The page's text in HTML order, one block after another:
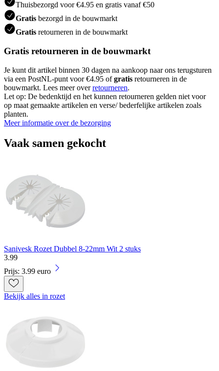
Thuisbezorgd voor €4.95 en gratis vanaf €50
Gratis bezorgd in de bouwmarkt
Gratis retourneren in de bouwmarkt
Gratis retourneren in de bouwmarkt
Je kunt dit artikel binnen 30 dagen na aankoop naar ons terugsturen
via een PostNL-punt voor €4.95 ofgratis retourneren in de
bouwmarkt. Lees meer overretourneren.
Let op: De bedenktijd en het kunnen retourneren gelden niet voor
op maat gemaakte artikelen en verse/ bederfelijke artikelen zoals
planten.
Meer informatie over de bezorging
Vaak samen gekocht
Sanivesk Rozet Dubbel 8-22mm Wit 2 stuks
3.99
Prijs: 3.99 euro
Bekijk alles in rozet